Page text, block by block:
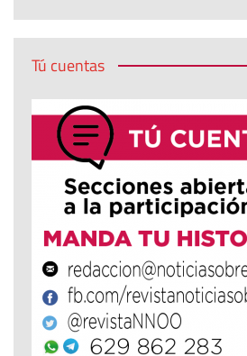
Tú cuentas